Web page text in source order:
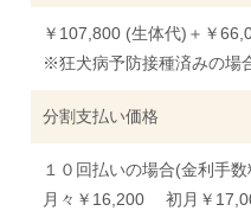
￥107,800 (生体代)＋￥
※狂犬病予防接種済みの場
分割支払い価格
１０回払いの場合(金利手数
月々￥16,200 初月￥